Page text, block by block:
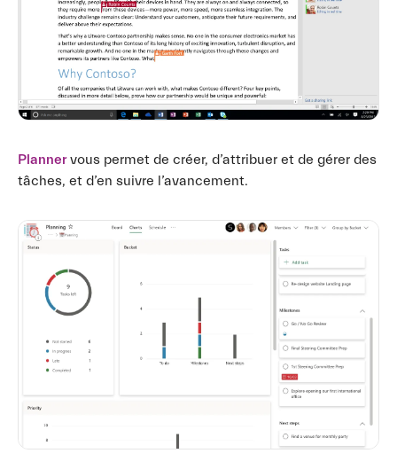
Plannervous permet de créer, d’attribuer et de gérer des
tâches, et d’en suivre l’avancement.